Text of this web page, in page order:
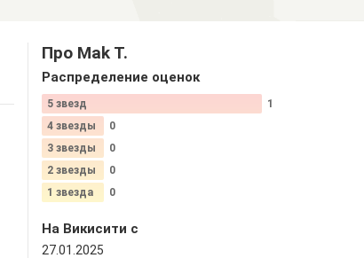
Про Mak T.
Распределение оценок
5 звезд
1
4 звезды
0
3 звезды
0
2 звезды
0
1 звезда
0
На Викисити c
27.01.2025